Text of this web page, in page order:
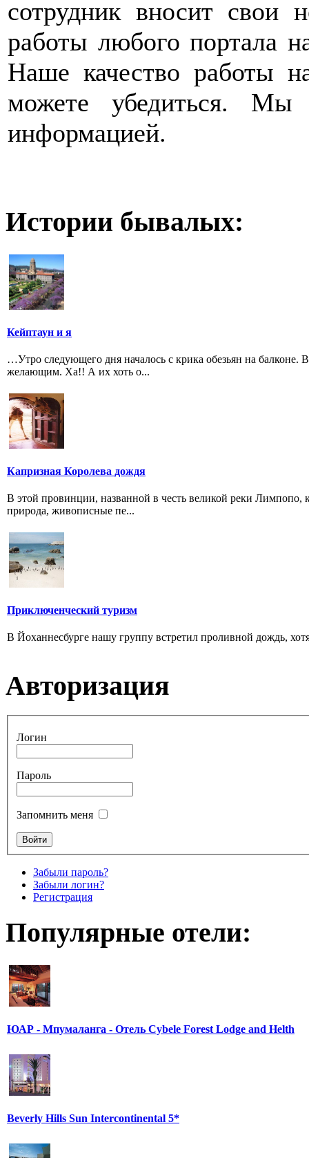
сотрудник вносит свои
работы любого портала
Наше качество работы
можете убедиться. Мы
информацией.
Истории бывалых:
Кейптаун и я
…Утро следующего дня началось с крика обезьян на балконе.
желающим. Ха!! А их хоть о...
Капризная Королева дождя
В этой провинции, названной в честь великой реки Лимпопо,
природа, живописные пе...
Приключенческий туризм
В Йоханнесбурге нашу группу встретил проливной дождь,
Авторизация
Логин
Пароль
Запомнить меня
Забыли пароль?
Забыли логин?
Регистрация
Популярные отели:
ЮАР - Мпумаланга - Отель Cybele Forest Lodge and Helth
Beverly Hills Sun Intercontinental 5*